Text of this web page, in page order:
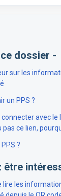
dossier -
de mon Pass
un PPS ?
avec le
ce lien,
?
être
lire les